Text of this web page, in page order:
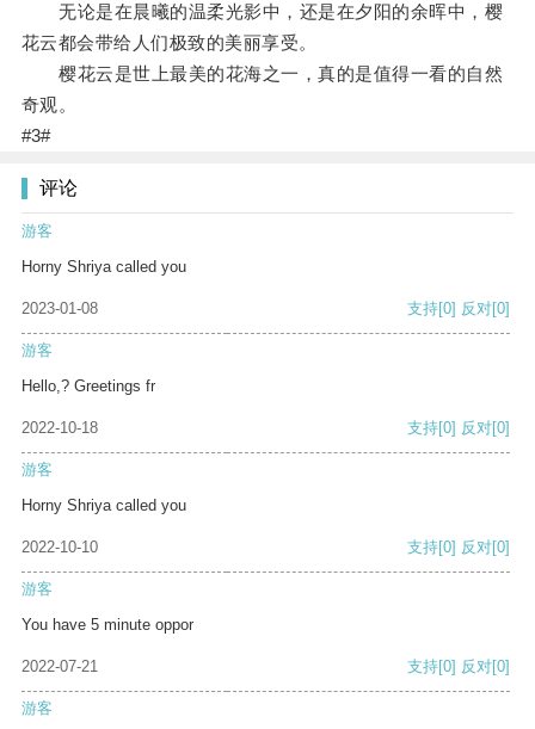
无论是在晨曦的温柔光影中，还是在夕阳的余晖中，樱
花云都会带给人们极致的美丽享受。
樱花云是世上最美的花海之一，真的是值得一看的自然
奇观。
#3#
评论
游客
Horny Shriya called you
2023-01-08 支持[0] 反对[0]
游客
Hello,? Greetings fr
2022-10-18 支持[0] 反对[0]
游客
Horny Shriya called you
2022-10-10 支持[0] 反对[0]
游客
You have 5 minute oppor
2022-07-21 支持[0] 反对[0]
游客